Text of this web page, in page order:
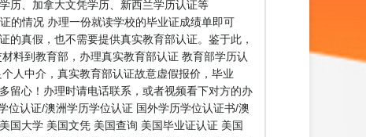
历、加拿大文凭学历、新西兰学历认证等
的情况 办理一份就读学校的毕业证成绩单即可
真假，也不需要提供真实教育部认证。鉴于此，
料到教育部，办理真实教育部认证 教育部学历认
人中介，真实教育部认证故意虚假报价，毕业
留心！办理时请电话联系，或者视频看下对方的办
位认证/澳洲学历学位认证 国外学历学位认证书/澳
国大学 美国文凭 美国查询 美国毕业证认证 美国